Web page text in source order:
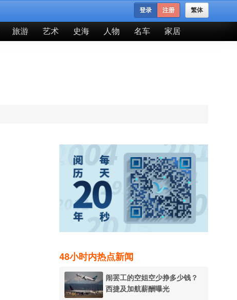
繁体
登录 注册
旅游 艺术 史海 人物 名车 家居
48小时内热点新闻
闹罢工的空姐空少挣多少钱？
西捷及加航薪酬曝光